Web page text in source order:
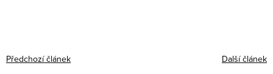
Předchozí článek Další článek